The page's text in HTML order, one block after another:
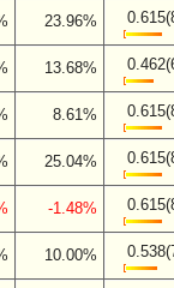
23.96%
13.68%
8.61%
25.04%
-1.48%
10.00%